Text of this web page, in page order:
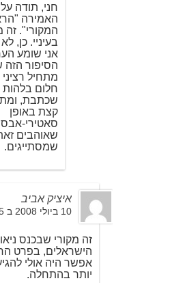
חני, תודה על
האמירה
המקורי". זה
בעיניי. כן,
אני שומע
הסיפור הזה
מתחיל
חלום בלהות
שכתבת,
קצת באופן
סאטירי-
שאוהבים
שמסתייגים.
איציק אביב
10 ביולי 2008 ב 23:25
זה מקורי שבכנס
הישראלים, בפרט
אפשר היה אולי
יותר בהתחלה.